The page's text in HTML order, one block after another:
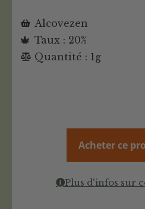
Alcovezen
Taux : 20%
Quantité : 1g
Acheter ce
Plus d'infos sur